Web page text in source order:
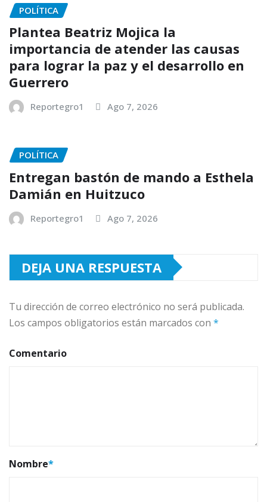
POLÍTICA
Plantea Beatriz Mojica la
importancia de atender las causas
para lograr la paz y el desarrollo en
Guerrero
Reportegro1 Ago 7, 2026
POLÍTICA
Entregan bastón de mando a Esthela
Damián en Huitzuco
Reportegro1 Ago 7, 2026
DEJA UNA RESPUESTA
Tu dirección de correo electrónico no será publicada.
Los campos obligatorios están marcados con *
Comentario
Nombre*